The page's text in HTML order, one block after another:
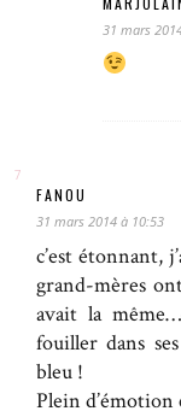
31 mars
FANOU
31 mars 2014 à 10:53
c’est étonnant,
grand-mères
avait la
fouiller dans
bleu !
Plein d’émotion